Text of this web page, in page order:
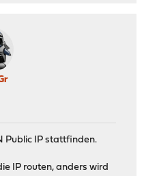
Public IP stattfinden.
IP routen, anders wird